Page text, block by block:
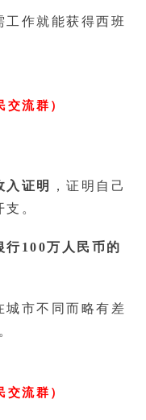
工作就能获得西班
交流群）
入证明
，证明自己
。
行100万人民币的
城市不同而略有差
交流群）